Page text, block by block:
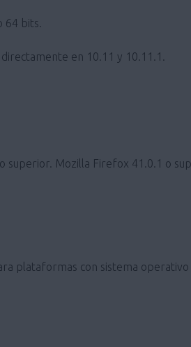
64 bits.
en 10.11 y 10.11.1.
superior. Mozilla Firefox 41.0.1 o
plataformas con sistema